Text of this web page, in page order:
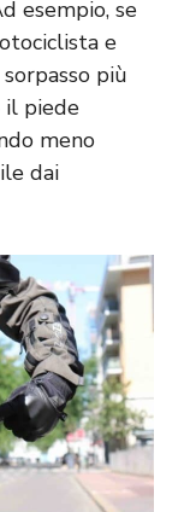
esempio, se
e
più
il piede
meno
dai